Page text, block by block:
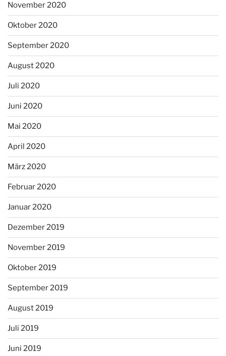
November 2020
Oktober 2020
September 2020
August 2020
Juli 2020
Juni 2020
Mai 2020
April 2020
März 2020
Februar 2020
Januar 2020
Dezember 2019
November 2019
Oktober 2019
September 2019
August 2019
Juli 2019
Juni 2019